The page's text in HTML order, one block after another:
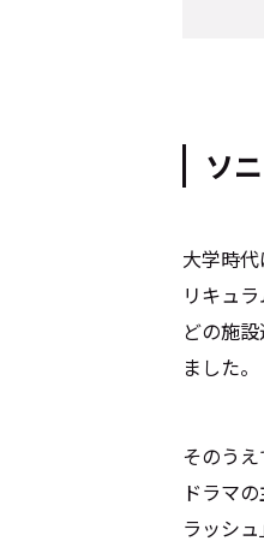
ソ
大学時
リキュ
どの施
ました。
そのう
ドラマ
ラッシ